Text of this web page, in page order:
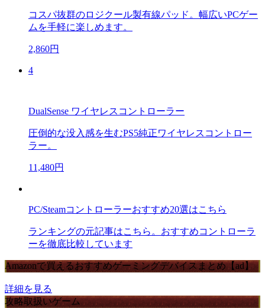
コスパ抜群のロジクール製有線パッド。幅広いPCゲー
ムを手軽に楽しめます。
2,860円
4
DualSense ワイヤレスコントローラー
圧倒的な没入感を生むPS5純正ワイヤレスコントロー
ラー。
11,480円
PC/Steamコントローラーおすすめ20選はこちら
ランキングの元記事はこちら。おすすめコントローラ
ーを徹底比較しています
Amazonで買えるおすすめゲーミングデバイスまとめ【ad】
詳細を見る
攻略取扱いゲーム